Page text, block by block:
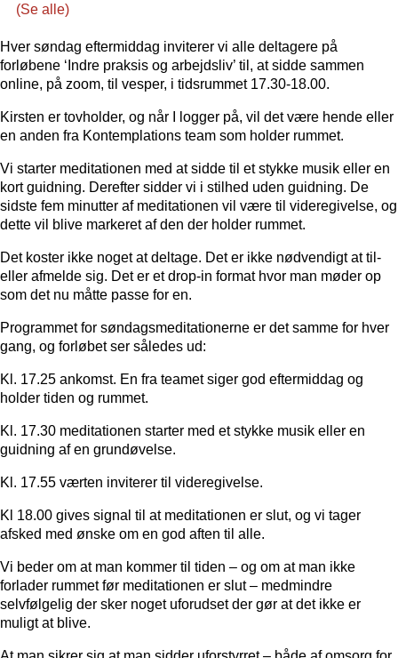
(Se alle)
Hver søndag eftermiddag inviterer vi alle deltagere på
forløbene ‘Indre praksis og arbejdsliv’ til, at sidde sammen
online, på zoom, til vesper, i tidsrummet 17.30-18.00.
Kirsten er tovholder, og når I logger på, vil det være hende eller
en anden fra Kontemplations team som holder rummet.
Vi starter meditationen med at sidde til et stykke musik eller en
kort guidning. Derefter sidder vi i stilhed uden guidning. De
sidste fem minutter af meditationen vil være til videregivelse, og
dette vil blive markeret af den der holder rummet.
Det koster ikke noget at deltage. Det er ikke nødvendigt at til-
eller afmelde sig. Det er et drop-in format hvor man møder op
som det nu måtte passe for en.
Programmet for søndagsmeditationerne er det samme for hver
gang, og forløbet ser således ud:
Kl. 17.25 ankomst. En fra teamet siger god eftermiddag og
holder tiden og rummet.
Kl. 17.30 meditationen starter med et stykke musik eller en
guidning af en grundøvelse.
Kl. 17.55 værten inviterer til videregivelse.
Kl 18.00 gives signal til at meditationen er slut, og vi tager
afsked med ønske om en god aften til alle.
Vi beder om at man kommer til tiden – og om at man ikke
forlader rummet før meditationen er slut – medmindre
selvfølgelig der sker noget uforudset der gør at det ikke er
muligt at blive.